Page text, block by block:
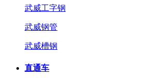
武威工字钢
武威钢管
武威槽钢
直通车